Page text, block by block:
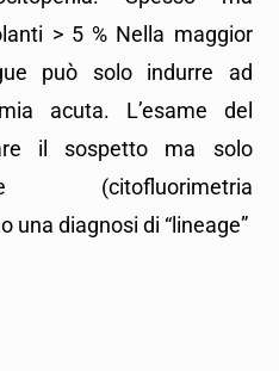
> 5 % Nella maggior
può solo indurre ad
acuta. L’esame del
il sospetto ma solo
(citofluorimetria
una diagnosi di “lineage”